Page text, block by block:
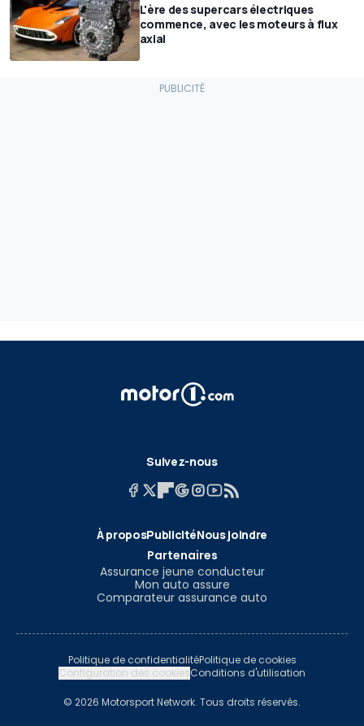
L'ère des supercars électriques
commence, avec les moteurs à flux
axial
Suivez-nous
À proposPublicitéNous joindre
Partenaires
Assurance jeune conducteur
Mon auto assure
Comparateur assurance auto
Politique de confidentialitéPolitique de cookies
Configuration des cookiesConditions d'utilisation
© 2026 Motorsport Network. Tous droits réservés.